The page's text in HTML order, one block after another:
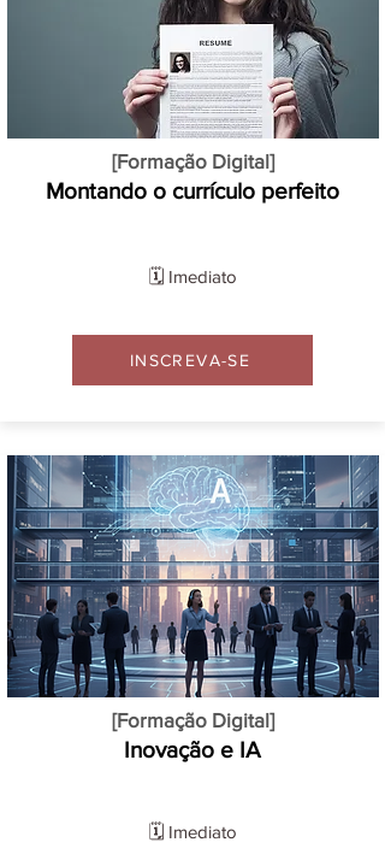
[Formação Digital]
Montando o currículo perfeito
🗓️ Imediato
INSCREVA-SE
[Formação Digital]
Inovação e IA
🗓️ Imediato